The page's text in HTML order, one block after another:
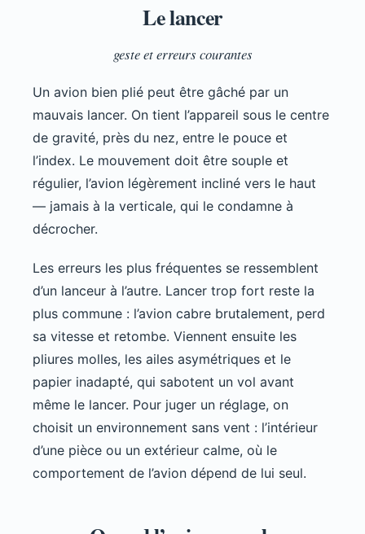
Le lancer
geste et erreurs courantes
Un avion bien plié peut être gâché par un
mauvais lancer. On tient l’appareil sous le centre
de gravité, près du nez, entre le pouce et
l’index. Le mouvement doit être souple et
régulier, l’avion légèrement incliné vers le haut
— jamais à la verticale, qui le condamne à
décrocher.
Les erreurs les plus fréquentes se ressemblent
d’un lanceur à l’autre. Lancer trop fort reste la
plus commune : l’avion cabre brutalement, perd
sa vitesse et retombe. Viennent ensuite les
pliures molles, les ailes asymétriques et le
papier inadapté, qui sabotent un vol avant
même le lancer. Pour juger un réglage, on
choisit un environnement sans vent : l’intérieur
d’une pièce ou un extérieur calme, où le
comportement de l’avion dépend de lui seul.